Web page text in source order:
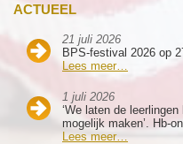
ACTUEEL
21 juli 2026
BPS-festival 2026 op
Lees meer…
1 juli 2026
‘We laten de
mogelijk maken’. Hb-
Lees meer…